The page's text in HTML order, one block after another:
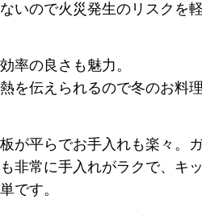
いので火災発生のリスクを
率の良さも魅力。
を伝えられるので冬のお料
が平らでお手入れも楽々。
非常に手入れがラクで、キ
です。